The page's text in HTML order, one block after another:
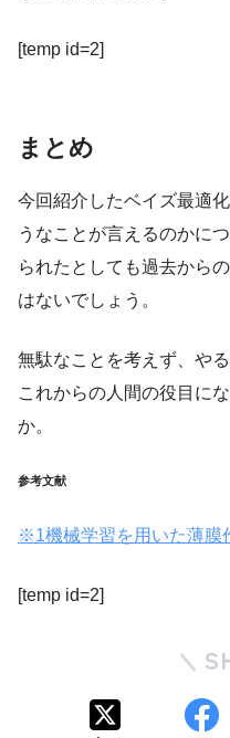
[temp id=2]
まとめ
今回紹介したベイズ最適
うなことが言えるのかに
られたとしても過去から
はないでしょう。
無駄なことを考えず、や
これからの人間の役目に
か。
参考文献
※1機械学習を用いた薄膜
[temp id=2]